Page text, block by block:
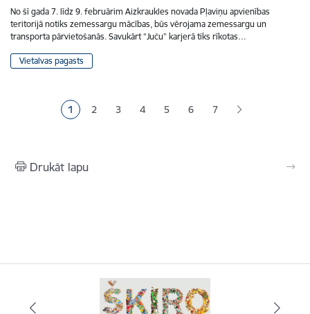
No šī gada 7. līdz 9. februārim Aizkraukles novada Pļaviņu apvienības
teritorijā notiks zemessargu mācības, būs vērojama zemessargu un
transporta pārvietošanās. Savukārt “Juču” karjerā tiks rīkotas…
Vietalvas pagasts
Pašreizējā lapa
1 Lapa
2 Lapa
3 Lapa
4 Lapa
5 Lapa
6 7
Drukāt lapu